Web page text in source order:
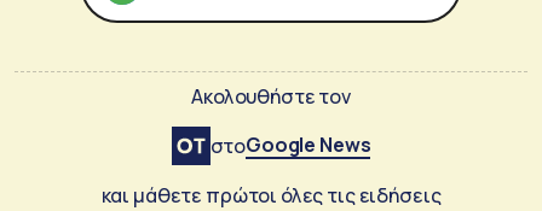
Ακολουθήστε τον
στοGoogle News
και μάθετε πρώτοι όλες τις ειδήσεις